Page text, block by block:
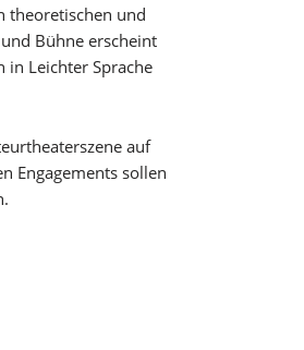
theoretischen und
Bühne erscheint
in Leichter Sprache
auf
Engagements sollen